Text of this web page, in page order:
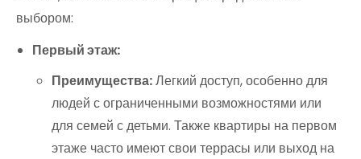
выбором:
Первый этаж:
Преимущества:Легкий доступ, особенно для
людей с ограниченными возможностями или
для семей с детьми. Также квартиры на первом
этаже часто имеют свои террасы или выход на